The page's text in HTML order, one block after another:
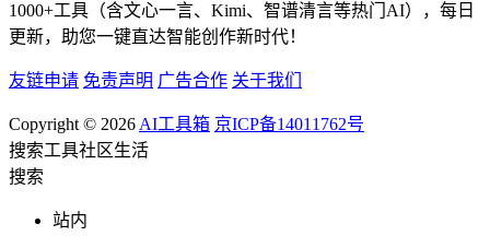
1000+工具（含文心一言、Kimi、智谱清言等热门AI），每日
更新，助您一键直达智能创作新时代！
友链申请 免责声明 广告合作 关于我们
Copyright © 2026 AI工具箱 京ICP备14011762号
搜索工具社区生活
搜索
站内